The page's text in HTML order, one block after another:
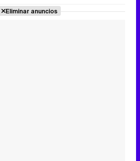
Eliminar anuncios